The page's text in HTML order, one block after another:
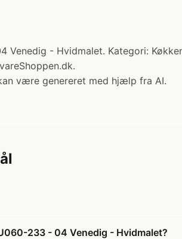
Venedig - Hvidmalet. Kategori:
være genereret med hjælp fra AI.
233 - 04 Venedig - Hvidmalet?